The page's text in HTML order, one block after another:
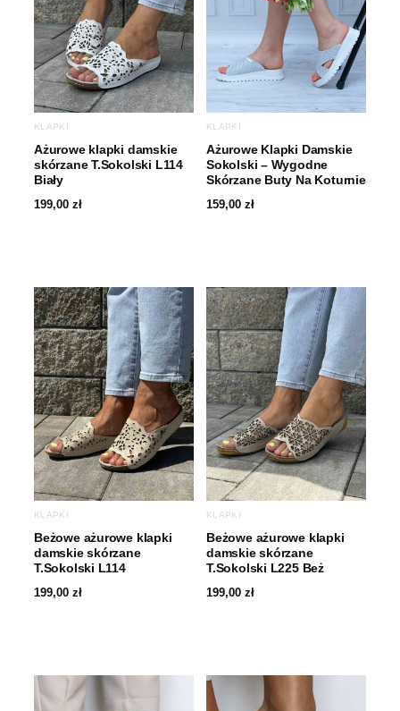
KLAPKI
Ażurowe klapki damskie
skórzane T.Sokolski L114
Biały
199,00 zł
KLAPKI
Ażurowe Klapki Damskie
Sokolski – Wygodne
Skórzane Buty Na Koturnie
159,00 zł
KLAPKI
Beżowe ażurowe klapki
damskie skórzane
T.Sokolski L114
199,00 zł
KLAPKI
Beżowe ażurowe klapki
damskie skórzane
T.Sokolski L225 Beż
199,00 zł